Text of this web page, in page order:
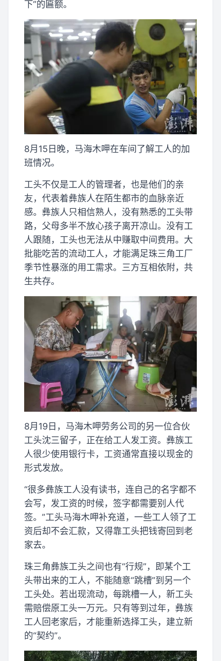
下”的匾额。
8月15日晚，马海木呷在车间了解工人的加
班情况。
工头不仅是工人的管理者，也是他们的亲
友，代表着彝族人在陌生都市的血脉亲近
感。彝族人只相信熟人，没有熟悉的工头带
路，父母多半不放心孩子离开凉山。没有工
人跟随，工头也无法从中赚取中间费用。大
批能吃苦的流动工人，才能满足珠三角工厂
季节性暴涨的用工需求。三方互相依附，共
生共存。
8月19日，马海木呷劳务公司的另一位合伙
工头沈三留子，正在给工人发工资。彝族工
人很少使用银行卡，工资通常直接以现金的
形式发放。
“很多彝族工人没有读书，连自己的名字都不
会写，发工资的时候，签字都需要别人代
签。”工头马海木呷补充道，一些工人领了工
资后却不会汇款，又得靠工头把钱寄回到老
家去。
珠三角彝族工头之间也有“行规”，即某个工
头带出来的工人，不能随意“跳槽”到另一个
工头处。若出现流动，每跳槽一人，新工头
需赔偿原工头一万元。只有等到过年，彝族
工人回老家后，才能重新选择工头，建立新
的“契约”。